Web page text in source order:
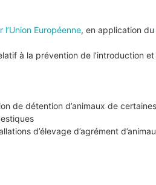
Européenne, en application du
à la prévention de l’introduction
de détention d’animaux de
d’élevage d’agrément